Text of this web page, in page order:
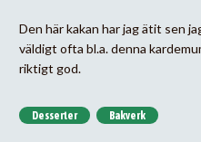
Den här kakan har jag ätit sen
väldigt ofta bl.a. denna
riktigt god.
Desserter Bakverk